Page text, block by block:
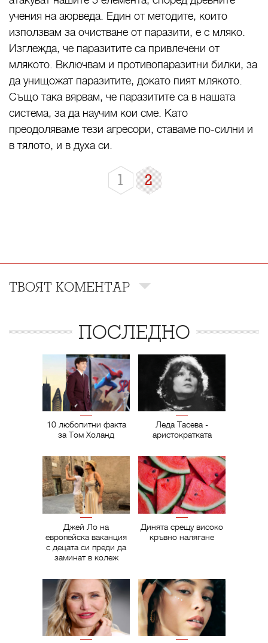
учения на аюрведа. Един от методите, които
използвам за очистване от паразити, е с мляко.
Изглежда, че паразитите са привлечени от
млякото. Включвам и противопаразитни билки, за
да унищожат паразитите, докато пият млякото.
Също така вярвам, че паразитите са в нашата
система, за да научим кои сме. Като
преодоляваме тези агресори, ставаме по-силни и
в тялото, и в духа си.
1 2
ТВОЯТ КОМЕНТАР
ПОСЛЕДНО
10 любопитни факта
за Том Холанд
Леда Тасева -
аристократката
Джей Ло на
европейска ваканция
с децата си преди да
заминат в колеж
Динята срещу високо
кръвно налягане